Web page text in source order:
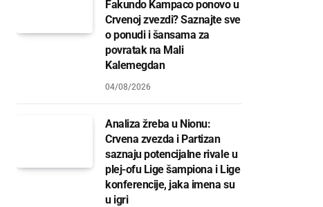
Fakundo Kampaco ponovo u
Crvenoj zvezdi? Saznajte sve
o ponudi i šansama za
povratak na Mali
Kalemegdan
04/08/2026
Analiza žreba u Nionu:
Crvena zvezda i Partizan
saznaju potencijalne rivale u
plej-ofu Lige šampiona i Lige
konferencije, jaka imena su
u igri